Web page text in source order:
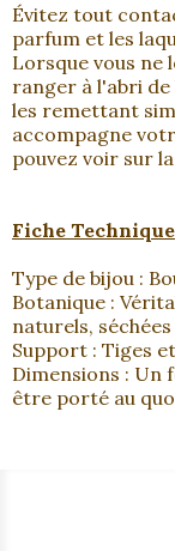
Évitez tout
parfum et les
Lorsque vous ne
ranger à l'abri
les remettant
accompagne
pouvez voir sur
Fiche Technique
Type de bijou :
Botanique :
naturels,
Support : Tiges
Dimensions :
être porté au